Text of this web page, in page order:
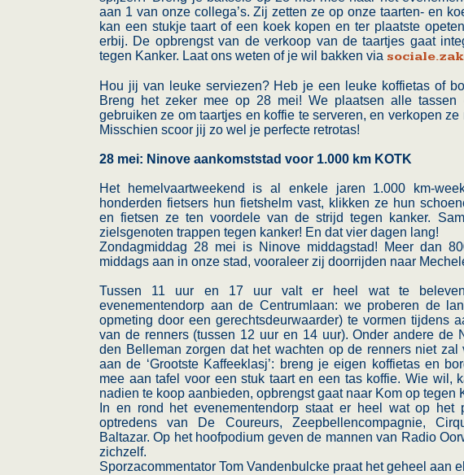
aan 1 van onze collega’s. Zij zetten ze op onze taarten- en
kan een stukje taart of een koek kopen en ter plaatste
erbij. De opbrengst van de verkoop van de taartjes gaat
tegen Kanker. Laat ons weten of je wil bakken via
Hou jij van leuke serviezen? Heb je een leuke koffietas of
Breng het zeker mee op 28 mei! We plaatsen alle tassen
gebruiken ze om taartjes en koffie te serveren, en verkopen
Misschien scoor jij zo wel je perfecte retrotas!
28 mei: Ninove aankomststad voor 1.000 km KOTK
Het hemelvaartweekend is al enkele jaren 1.000 km-
honderden fietsers hun fietshelm vast, klikken ze hun
en fietsen ze ten voordele van de strijd tegen kanker.
zielsgenoten trappen tegen kanker! En dat vier dagen lang!
Zondagmiddag 28 mei is Ninove middagstad! Meer dan
middags aan in onze stad, vooraleer zij doorrijden naar
Tussen 11 uur en 17 uur valt er heel wat te
evenementendorp aan de Centrumlaan: we proberen de
opmeting door een gerechtsdeurwaarder) te vormen tijdens
van de renners (tussen 12 uur en 14 uur). Onder andere de
den Belleman zorgen dat het wachten op de renners niet zal
aan de ‘Grootste Kaffeeklasj’: breng je eigen koffietas en
mee aan tafel voor een stuk taart en een tas koffie. Wie wil,
nadien te koop aanbieden, opbrengst gaat naar Kom op tegen
In en rond het evenementendorp staat er heel wat op het
optredens van De Coureurs, Zeepbellencompagnie,
Baltazar. Op het hoofpodium geven de mannen van Radio
zichzelf.
Sporzacommentator Tom Vandenbulcke praat het geheel aan